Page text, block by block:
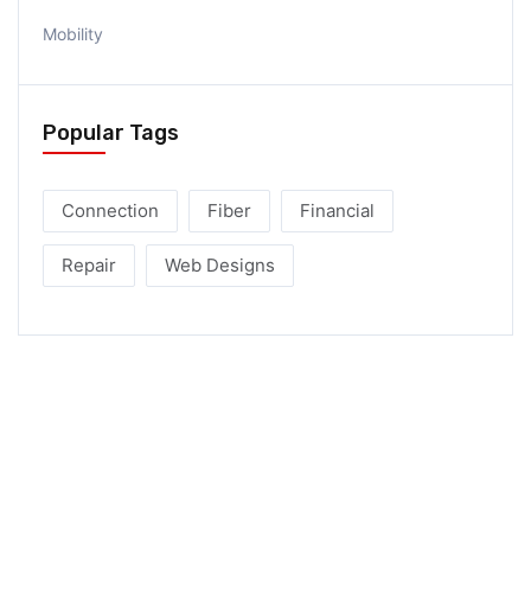
Mobility
Popular Tags
Connection Fiber Financial
Repair Web Designs